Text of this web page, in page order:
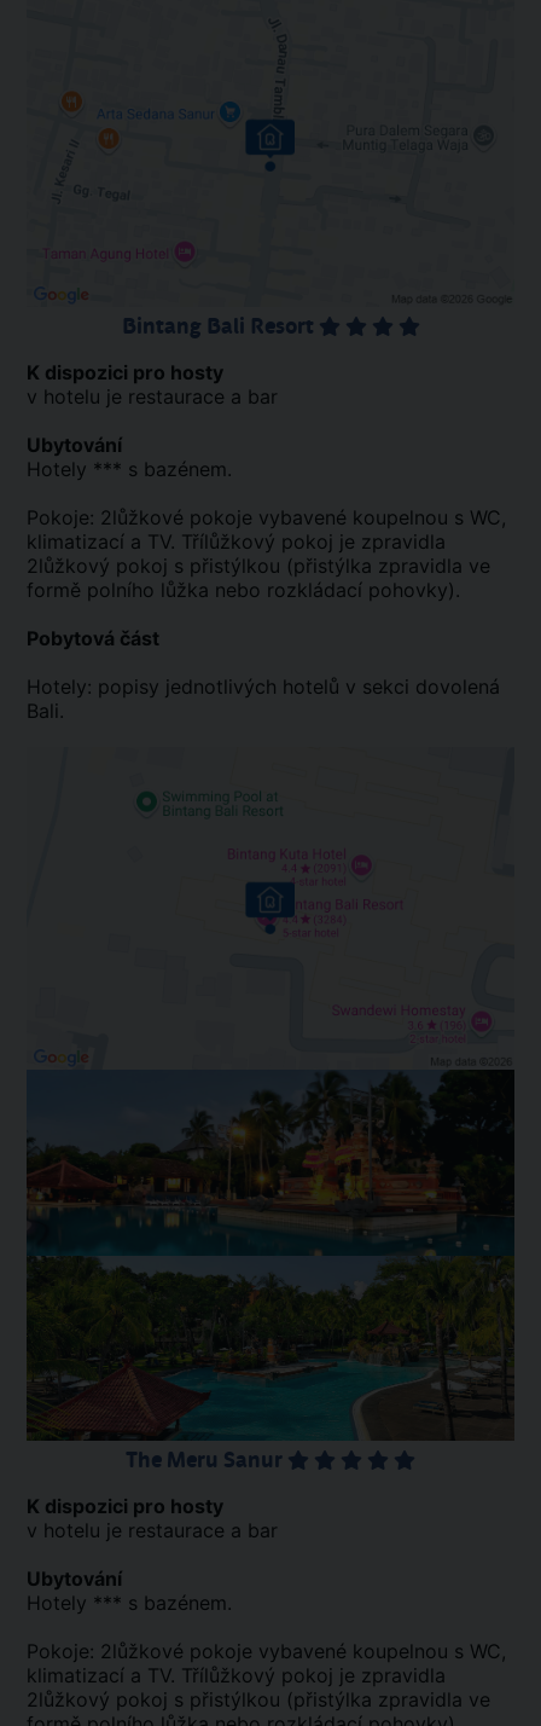
Bintang Bali Resort
K dispozici pro hosty
v hotelu je restaurace a bar
Ubytování
Hotely *** s bazénem.
Pokoje: 2lůžkové pokoje vybavené koupelnou s WC,
klimatizací a TV. Třílůžkový pokoj je zpravidla
2lůžkový pokoj s přistýlkou (přistýlka zpravidla ve
formě polního lůžka nebo rozkládací pohovky).
Pobytová část
Hotely: popisy jednotlivých hotelů v sekci dovolená
Bali.
The Meru Sanur
K dispozici pro hosty
v hotelu je restaurace a bar
Ubytování
Hotely *** s bazénem.
Pokoje: 2lůžkové pokoje vybavené koupelnou s WC,
klimatizací a TV. Třílůžkový pokoj je zpravidla
2lůžkový pokoj s přistýlkou (přistýlka zpravidla ve